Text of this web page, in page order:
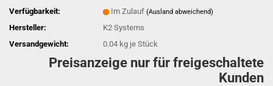
Verfügbarkeit:
Im Zulauf (Ausland abweichend)
Hersteller:
K2 Systems
Versandgewicht:
0.04 kg je Stück
Preisanzeige nur für freigeschaltete
Kunden